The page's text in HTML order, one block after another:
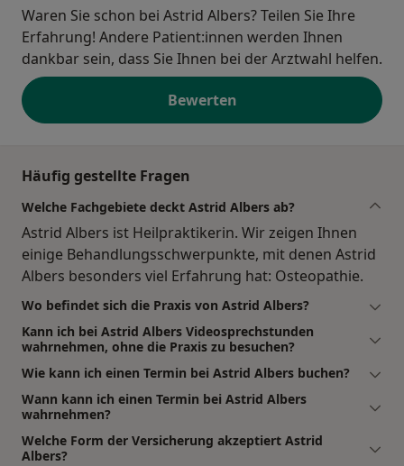
Waren Sie schon bei Astrid Albers? Teilen Sie Ihre
Erfahrung! Andere Patient:innen werden Ihnen
dankbar sein, dass Sie Ihnen bei der Arztwahl helfen.
Bewerten
Häufig gestellte Fragen
Welche Fachgebiete deckt Astrid Albers ab?
Astrid Albers ist Heilpraktikerin. Wir zeigen Ihnen
einige Behandlungsschwerpunkte, mit denen Astrid
Albers besonders viel Erfahrung hat: Osteopathie.
Wo befindet sich die Praxis von Astrid Albers?
Kann ich bei Astrid Albers Videosprechstunden
wahrnehmen, ohne die Praxis zu besuchen?
Wie kann ich einen Termin bei Astrid Albers buchen?
Wann kann ich einen Termin bei Astrid Albers
wahrnehmen?
Welche Form der Versicherung akzeptiert Astrid
Albers?